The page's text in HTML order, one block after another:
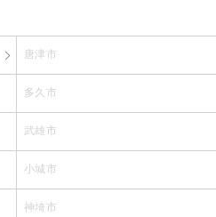
唐津市
多久市
武雄市
小城市
神埼市